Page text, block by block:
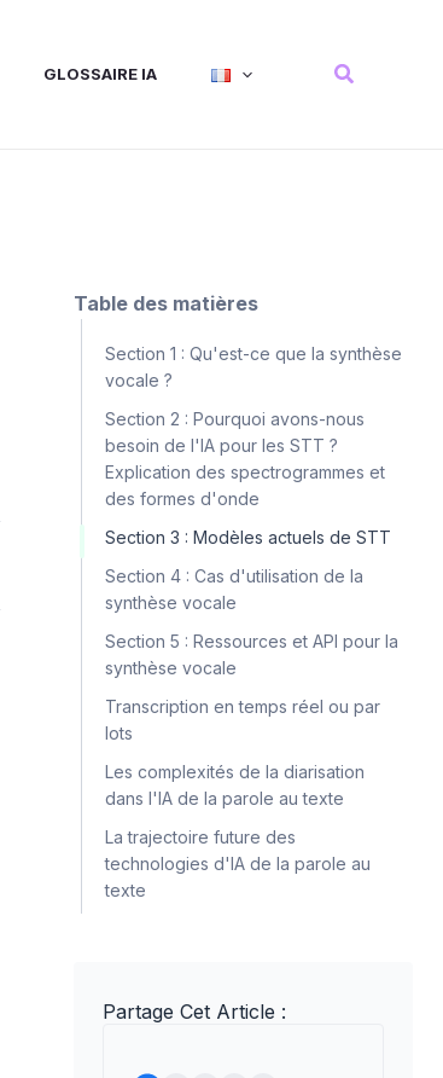
GLOSSAIRE IA
Table des matières
Section 1 : Qu'est-ce que la synthèse
vocale ?
Section 2 : Pourquoi avons-nous
besoin de l'IA pour les STT ?
Explication des spectrogrammes et
des formes d'onde
Section 3 : Modèles actuels de STT
Section 4 : Cas d'utilisation de la
synthèse vocale
Section 5 : Ressources et API pour la
synthèse vocale
Transcription en temps réel ou par
lots
Les complexités de la diarisation
dans l'IA de la parole au texte
La trajectoire future des
technologies d'IA de la parole au
texte
Partage Cet Article :